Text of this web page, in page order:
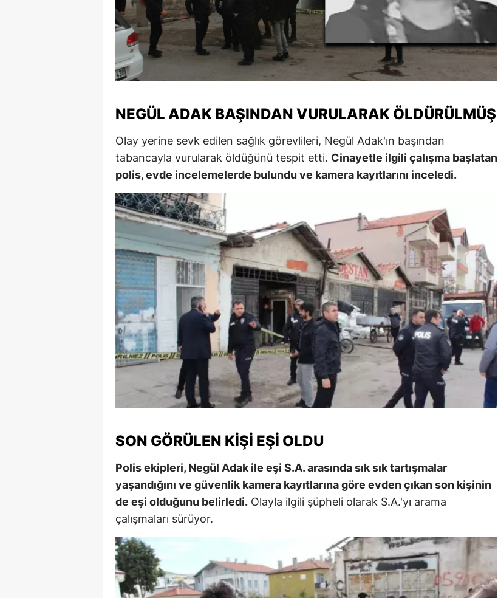
Gaziantep
Giresun
Gümüşhane
Hakkari
Hatay
Mersin
İstanbul
Kars
Kastamonu
Kayseri
Kırklareli
Kırşehir
Kocaeli
Konya
Kütahya
Malatya
Kahramanmaraş
Mardin
Nevşehir
NEGÜL ADAK BAŞINDAN VURULARAK ÖLDÜRÜLMÜŞ
Olay yerine sevk edilen sağlık görevlileri, Negül Adak'ın başından
tabancayla vurularak öldüğünü tespit etti. Cinayetle ilgili çalışma başlatan
polis, evde incelemelerde bulundu ve kamera kayıtlarını inceledi.
SON GÖRÜLEN KIŞI EŞI OLDU
Polis ekipleri, Negül Adak ile eşi S.A. arasında sık sık tartışmalar
yaşandığını ve güvenlik kamera kayıtlarına göre evden çıkan son kişinin
de eşi olduğunu belirledi. Olayla ilgili şüpheli olarak S.A.'yı arama
çalışmaları sürüyor.